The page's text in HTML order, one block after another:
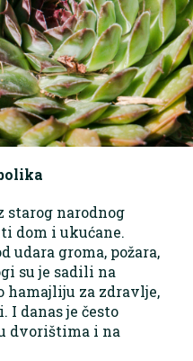
starog narodnog
dom i ukućane.
udara groma, požara,
su je sadili na
hamajliju za zdravlje,
I danas je često
dvorištima i na